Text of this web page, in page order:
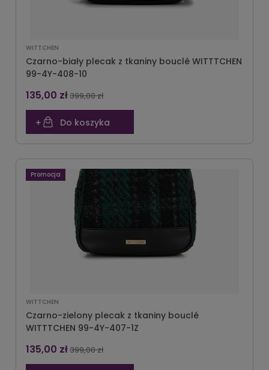
WITTCHEN
Czarno-biały plecak z tkaniny bouclé WITTTCHEN
99-4Y-408-10
135,00 zł399,00 zł
Do koszyka
WITTCHEN
Czarno-zielony plecak z tkaniny bouclé
WITTTCHEN 99-4Y-407-1Z
135,00 zł399,00 zł
Promocja